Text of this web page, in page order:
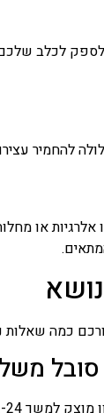
לספק לכלב
להחמיר
או
כמה שאלות